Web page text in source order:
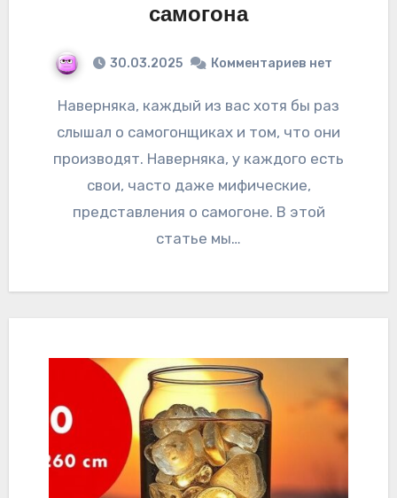
самогона
30.03.2025 Комментариев нет
Наверняка, каждый из вас хотя бы раз
слышал о самогонщиках и том, что они
производят. Наверняка, у каждого есть
свои, часто даже мифические,
представления о самогоне. В этой
статье мы…